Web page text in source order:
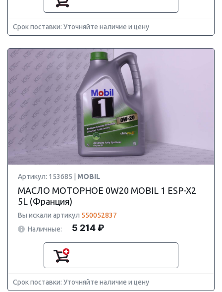
Срок поставки: Уточняйте наличие и цену
Артикул: 153685 | MOBIL
МАСЛО МОТОРНОЕ 0W20 MOBIL 1 ESP-X2
5L (Франция)
Вы искали артикул 550052837
Наличные:
5 214 ₽
Срок поставки: Уточняйте наличие и цену